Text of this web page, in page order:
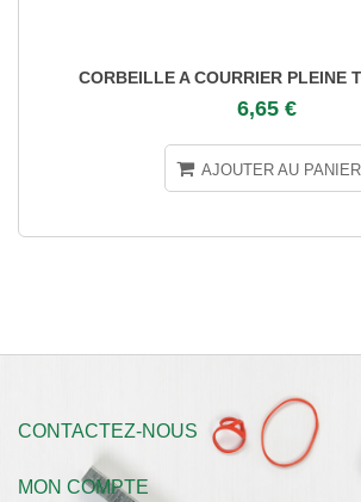
CORBEILLE A COURRIER PLEINE
6,65 €
AJOUTER AU PANIER
CONTACTEZ-NOUS
MON COMPTE